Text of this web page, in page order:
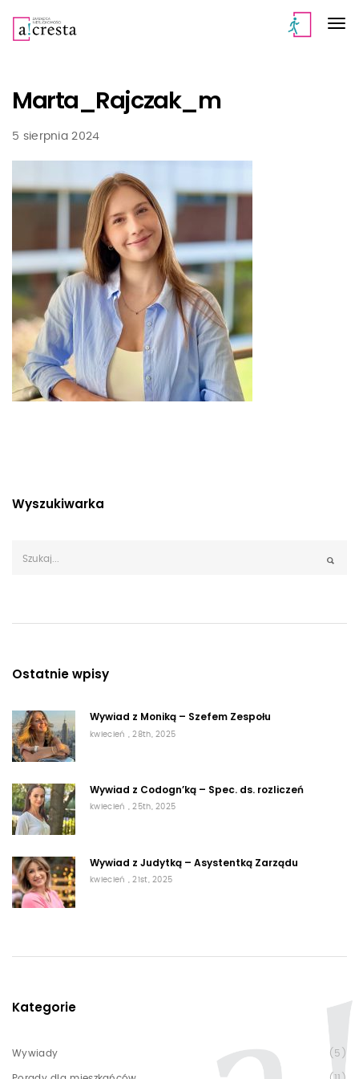
Marta_Rajczak_m
5 sierpnia 2024
Wyszukiwarka
Ostatnie wpisy
Wywiad z Moniką – Szefem Zespołu
kwiecień , 28th, 2025
Wywiad z Codogn’ką – Spec. ds. rozliczeń
kwiecień , 25th, 2025
Wywiad z Judytką – Asystentką Zarządu
kwiecień , 21st, 2025
Kategorie
Wywiady (5)